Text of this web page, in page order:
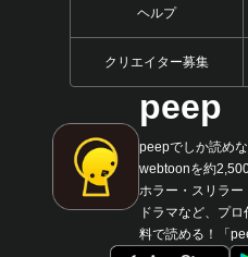
ヘルプ
クリエイター募集
peep
peepでしか読め
webtoonを約
ホラー・スリラー
ドラマなど、プ
料で読める！「